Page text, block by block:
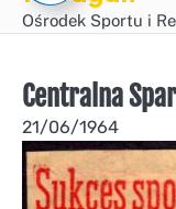
Ośrodek Sportu i
Centralna
21/06/1964